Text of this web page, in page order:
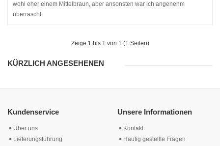
wohl eher einem Mittelbraun, aber ansonsten war ich angenehm
überrascht.
Zeige 1 bis 1 von 1 (1 Seiten)
KÜRZLICH ANGESEHENEN
Kundenservice
Über uns
Lieferungsführung
Unsere Informationen
Kontakt
Häufig gestellte Fragen